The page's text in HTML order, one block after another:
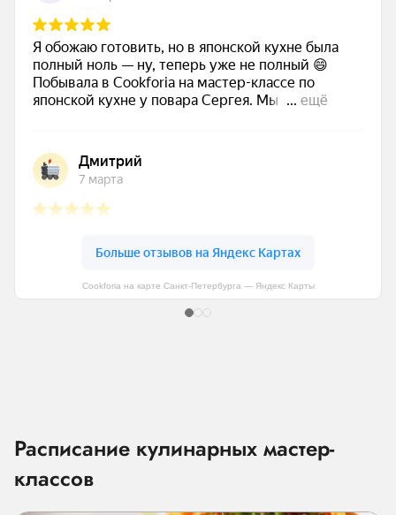
Cookforia на карте Санкт‑Петербурга — Яндекс Карты
Расписание кулинарных мастер-
классов